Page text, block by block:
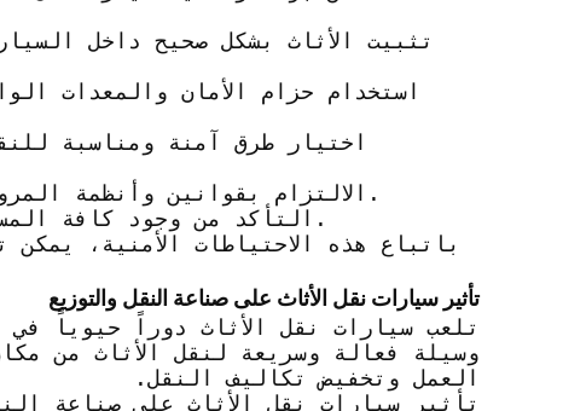
5. الالتزام بقوانين وأنظمة المرور واحترام إشارات المرور أثناء السير.
6. التأكد من وجود كافة المستندات القانونية والرخص اللازمة للنقل.
باتباع هذه الاحتياطات الأمنية،
تأثير سيارات نقل الأثاث على صناعة النقل والتوزيع
تلعب سيارات نقل الأثاث دوراً حيوياً
وسيلة فعالة وسريعة لنقل الأثاث من
العمل وتخفيض تكاليف النقل.
تأثير سيارات نقل الأثاث على صناعة